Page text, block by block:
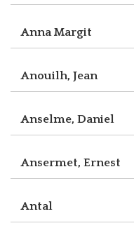
Anna Margit
Anouilh, Jean
Anselme, Daniel
Ansermet, Ernest
Antal